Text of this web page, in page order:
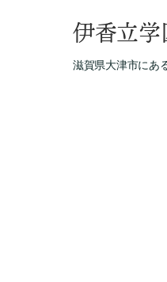
伊香立学
滋賀県大津市にあ